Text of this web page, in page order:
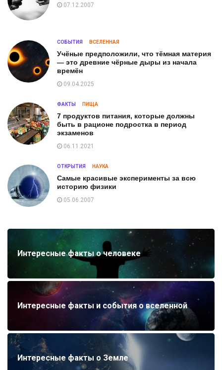
07.12.2007
СОБЫТИЯ ВСЕЛЕННАЯ
Учёные предположили, что тёмная материя
— это древние чёрные дыры из начала
времён
09.04.2025
ФАКТЫ ПИЩА
7 продуктов питания, которые должны
быть в рационе подростка в период
экзаменов
06.11.2021
ОТКРЫТИЯ НАУКА
Самые красивые эксперименты за всю
историю физики
05.06.2007
Интересные факты о человеке
Интересные факты и события о вселенной
Интересные факты о Земле